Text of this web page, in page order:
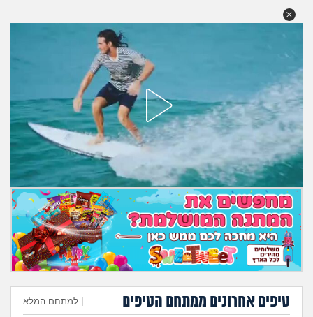
מה שעובר עליי
שומרים על הגוף
פיננסי וכלכלה
בין הסדינים
חיות מחמד
יוקר המחיה
גאווה
טיפים אחרונים ממתחם הטיפים למתחם המלא